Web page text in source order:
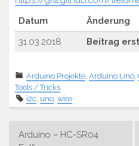
Datum
Änderung
31.03.2018
Beitrag
Arduino Projekte Arduino Uno
Tools / Tricks
i2c uno wire
Beitrags-
Arduino – HC-SR04